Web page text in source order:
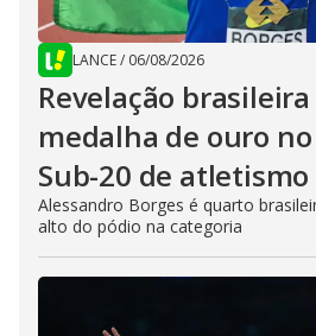
LANCE/ 06/08/2026
Revelação
medalha de ouro
Sub-20 de atletismo
Alessandro Borges é quarto
alto do pódio na categoria